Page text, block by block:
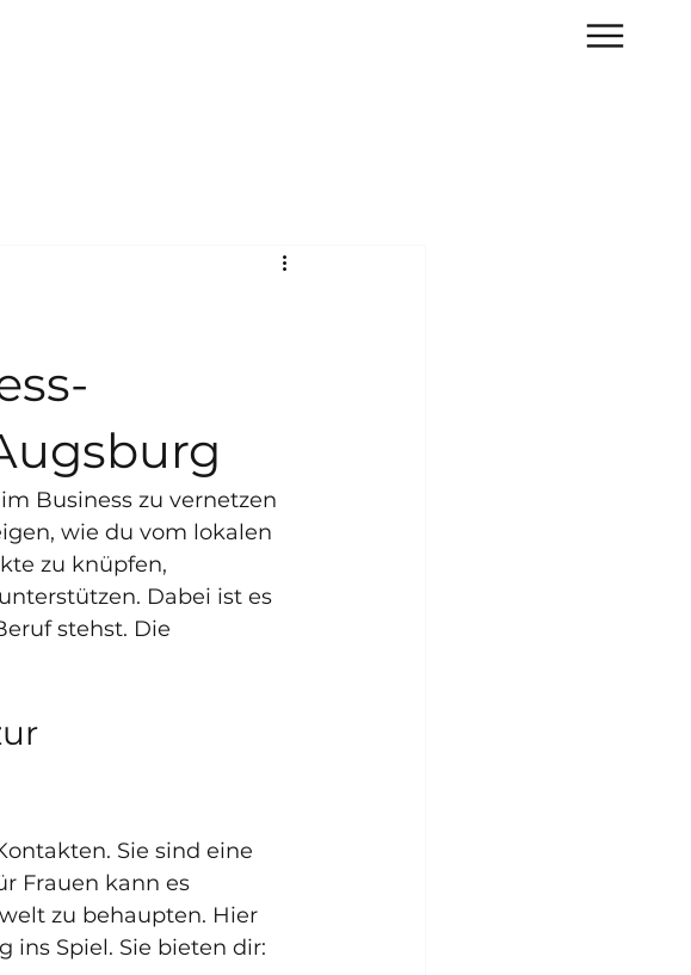
Business zu vernetzen
wie du vom lokalen
zu knüpfen,
Dabei ist es
stehst. Die
Sie sind eine
Frauen kann es
zu behaupten. Hier
ins Spiel. Sie bieten dir: